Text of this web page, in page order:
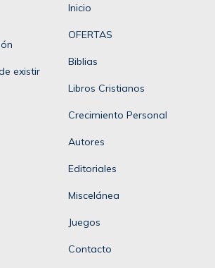
existir
Inicio
OFERTAS
Biblias
Libros Cristianos
Crecimiento Personal
Autores
Editoriales
Miscelánea
Juegos
Contacto